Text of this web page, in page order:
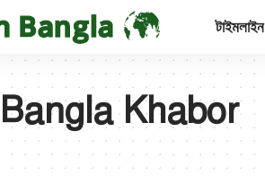
টাইমলাইন
Bangla Khabor